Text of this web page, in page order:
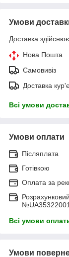
Умови
Доставка
Нова Пошта
Самовивіз
Доставка
Всі умови
Умови оплати
Післяплата
Готівкою
Оплата за
Всі умови
Умови